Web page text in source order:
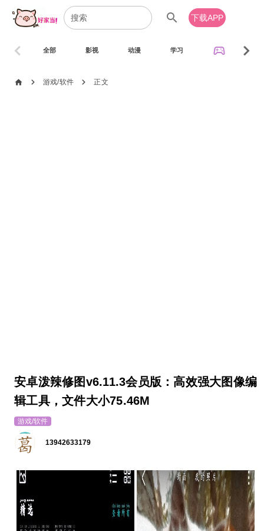
search 下载APP
全部 影视 动漫 学习 sports_esports
chevron_left chevron_right
home chevron_right 游戏/软件 chevron_right 正文
安卓泼辣修图v6.11.3会员版：高效强大图像编
辑工具，文件大小75.46M
游戏/软件
13942633179